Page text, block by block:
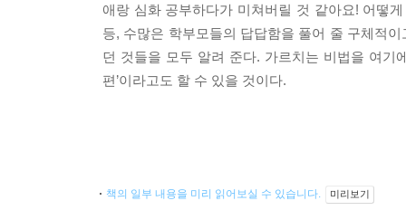
애랑 심화 공부하다가 미쳐버릴 것 같아요! 어떻
등, 수많은 학부모들의 답답함을 풀어 줄 구체적
던 것들을 모두 알려 준다. 가르치는 비법을 여기
편’이라고도 할 수 있을 것이다.
책의 일부 내용을 미리 읽어보실 수 있습니다. 미리보기